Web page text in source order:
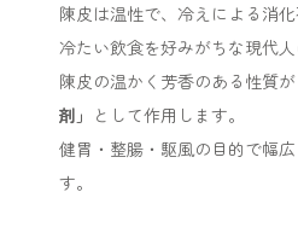
陳皮は温性で、冷えによる消化
冷たい飲食を好みがちな現代人
陳皮の温かく芳香のある性質が
剤」 として作用します。
健胃・整腸・駆風の目的で幅
す。